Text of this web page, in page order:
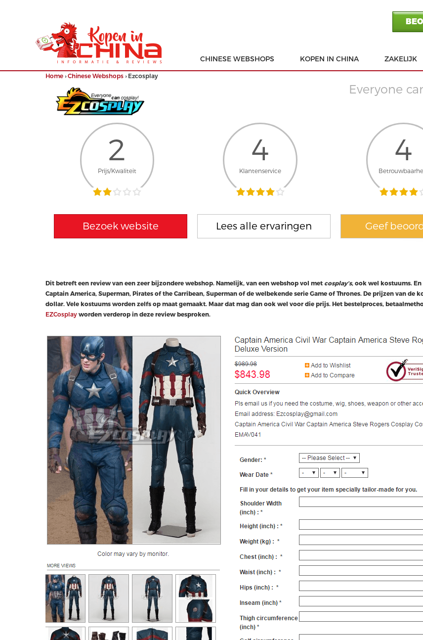
CHINESE WEBSHOPS KOPEN IN CHINA ZAKELIJK
Home ›Chinese Webshops › Ezcosplay
Everyone
2
Prijs/Kwaliteit
Bezoek website
4
Klantenservice
Lees alle ervaringen
4
Geef
Dit betreft een review van een zeer bijzondere webshop. Namelijk, van een webshop vol met cosplay’s, ook wel kostuums.
Captain America, Superman, Pirates of the Carribean, Superman of de welbekende serie Game of Thrones. De prijzen van de
dollar. Vele kostuums worden zelfs op maat gemaakt. Maar dat mag dan ook wel voor die prijs. Het bestelproces,
EZCosplayworden verderop in deze review besproken.